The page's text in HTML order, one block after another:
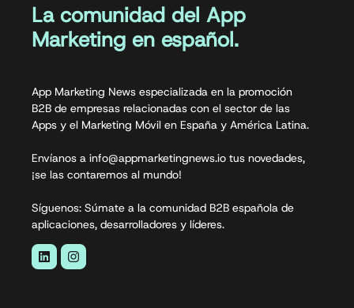
La comunidad del App
Marketing en español.
App Marketing News especializada en la promoción
B2B de empresas relacionadas con el sector de las
Apps y el Marketing Móvil en España y América Latina.
Envíanos a info@appmarketingnews.io tus novedades,
¡se las contaremos al mundo!
Síguenos: Súmate a la comunidad B2B española de
aplicaciones, desarrolladores y líderes.